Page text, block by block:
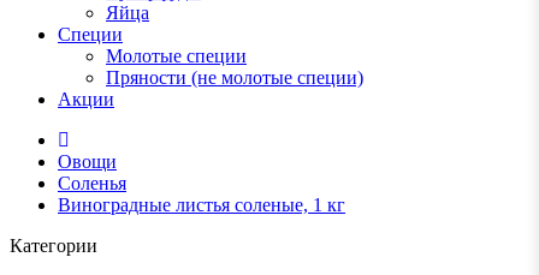
Яйца
Специи
Молотые специи
Пряности (не молотые специи)
Акции
Овощи
Соленья
Виноградные листья соленые, 1 кг
Категории